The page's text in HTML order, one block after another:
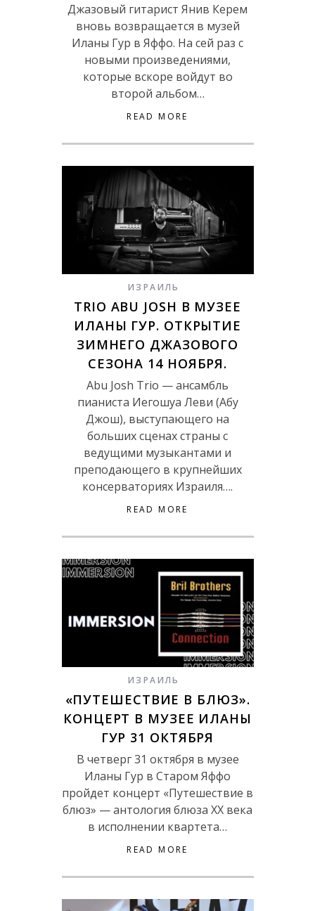
Джазовый гитарист Янив Керем
вновь возвращается в музей
Иланы Гур в Яффо. На сей раз с
новыми произведениями,
которые вскоре войдут во
второй альбом…
READ MORE
ИЗРАИЛЬ
TRIO ABU JOSH В МУЗЕЕ
ИЛАНЫ ГУР. ОТКРЫТИЕ
ЗИМНЕГО ДЖАЗОВОГО
СЕЗОНА 14 НОЯБРЯ.
Abu Josh Trio — ансамбль
пианиста Иегошуа Леви (Абу
Джош), выступающего на
больших сценах страны с
ведущими музыкантами и
преподающего в крупнейших
консерваториях Израиля….
READ MORE
ИЗРАИЛЬ
«ПУТЕШЕСТВИЕ В БЛЮЗ».
КОНЦЕРТ В МУЗЕЕ ИЛАНЫ
ГУР 31 ОКТЯБРЯ
В четверг 31 октября в музее
Иланы Гур в Старом Яффо
пройдет концерт «Путешествие в
блюз» — антология блюза XX века
в исполнении квартета…
READ MORE